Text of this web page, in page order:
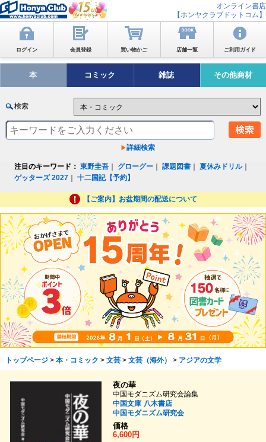
オンライン書店
【ホンヤクラブドットコム】
ログイン 会員登録 買い物かご 店舗一覧 ご利用ガイド
本 コミック 雑誌 その他商材
検索
詳細検索
注目のキーワード： 東野圭吾 グローグー ｜課題図書 ｜夏休みドリル｜
ゲッターズ 2027 ｜十二国記【予約】
【ご案内】お盆期間の配送について
トップページ> 本・コミック > 文芸> 文芸（海外） > アジアの文学
夜の華
中国モダニズム研究会論集
中国文庫 八木書店
中国モダニズム研究会
価格
6,600円